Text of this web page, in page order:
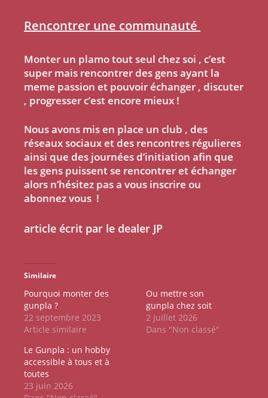
Rencontrer une communauté
Monter un plamo tout seul chez soi , c’est
super mais rencontrer des gens ayant la
meme passion et pouvoir échanger , discuter
, progresser c’est encore mieux !
Nous avons mis en place un club , des
réseaux sociaux et des rencontres régulieres
ainsi que des journées d’initiation afin que
les gens puissent se rencontrer et échanger
alors n’hésitez pas a vous inscrire ou
abonnez vous !
article écrit par le dealer JP
Similaire
Pourquoi monter des
gunpla ?
22 septembre 2023
Article similaire
Ou mettre son
gunpla chez soit
2 juillet 2026
Dans "Non classé"
Le Gunpla : un hobby
accessible à tous et à
toutes
23 juin 2026